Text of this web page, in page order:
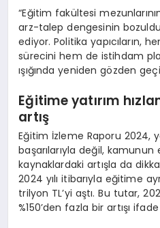
“Eğitim fakültesi
arz-talep dengesinin
ediyor. Politika yapıcıların,
sürecini hem de istihdam
ışığında yeniden gözden
Eğitimeyatırım
artış
Eğitim İzleme Raporu 2024,
başarılarıyla değil, kamunun
kaynaklardaki artışla da
2024 yılı itibarıyla eğitime
trilyon TL’yi aştı. Bu tutar,
%150’den fazla bir artışı